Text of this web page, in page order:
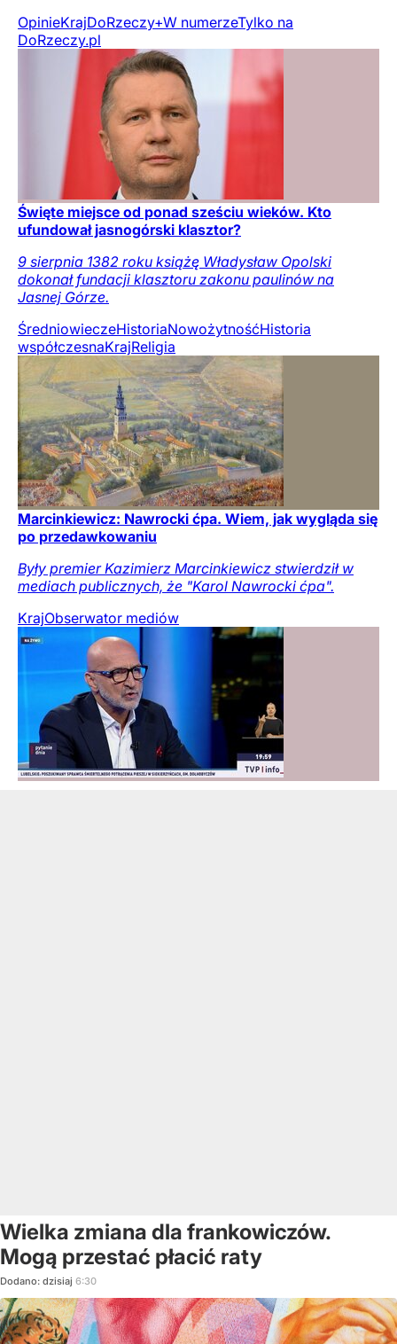
OpinieKrajDoRzeczy+W numerzeTylko na
DoRzeczy.pl
Święte miejsce od ponad sześciu wieków. Kto
ufundował jasnogórski klasztor?
9 sierpnia 1382 roku książę Władysław Opolski
dokonał fundacji klasztoru zakonu paulinów na
Jasnej Górze.
ŚredniowieczeHistoriaNowożytnośćHistoria
współczesnaKrajReligia
Marcinkiewicz: Nawrocki ćpa. Wiem, jak wygląda się
po przedawkowaniu
Były premier Kazimierz Marcinkiewicz stwierdził w
mediach publicznych, że "Karol Nawrocki ćpa".
KrajObserwator mediów
Wielka zmiana dla frankowiczów.
Mogą przestać płacić raty
Dodano: dzisiaj 6:30